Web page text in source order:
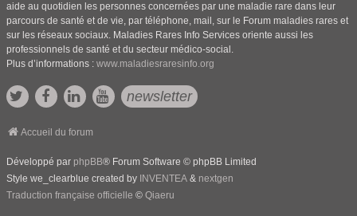
aide au quotidien les personnes concernées par une maladie rare dans leur
parcours de santé et de vie, par téléphone, mail, sur le Forum maladies rares et
sur les réseaux sociaux. Maladies Rares Info Services oriente aussi les
professionnels de santé et du secteur médico-social.
Plus d’informations : www.maladiesraresinfo.org
newsletter
Accueil du forum
Développé par phpBB® Forum Software © phpBB Limited
Style we_clearblue created by INVENTEA & nextgen
Traduction française officielle © Qiaeru